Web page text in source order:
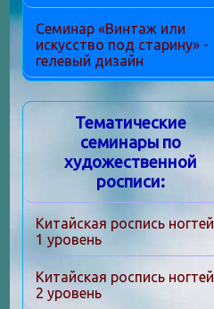
Семинар «Винтаж или
искусство под старину» -
гелевый дизайн
Тематические
семинары по
художественной
росписи:
Китайская роспись ногтей
1 уровень
Китайская роспись ногтей
2 уровень